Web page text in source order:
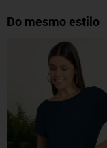
Do mesmo estilo